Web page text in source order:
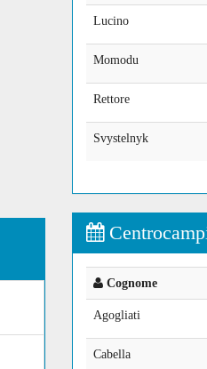
Lucino
Momodu
Rettore
Svystelnyk
Cognome
Agogliati
Cabella